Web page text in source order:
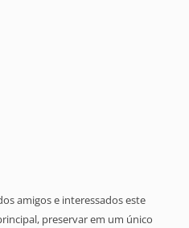
amigos e interessados este
preservar em um único